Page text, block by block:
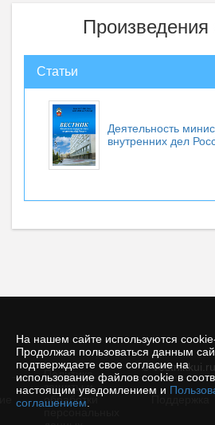
На нашем сайте используются
Продолжая пользоваться данным
подтверждаете свое согласие на
использование файлов cookie в
настоящим уведомлением и
соглашением
Произведения
Статьи
Деятельность
внутренних дел
© vestnikkui.ru
Политика
защиты и
обработки